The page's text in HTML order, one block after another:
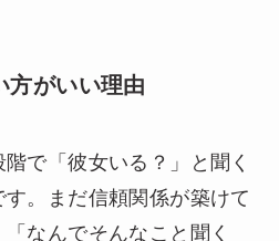
方がいい理由
で「彼女いる？」と聞く
。まだ信頼関係が築けて
なんでそんなこと聞く